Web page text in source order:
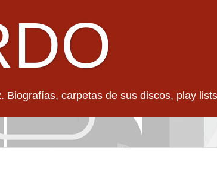
carpetas de sus discos, play